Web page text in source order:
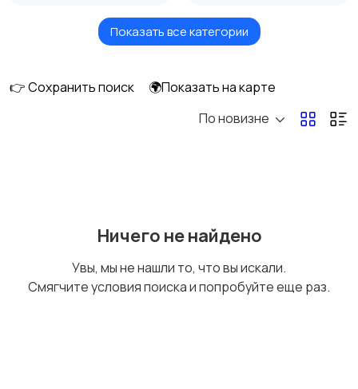
Головные уборы Домашняя одежда
Показать все категории
👉 Сохранить поиск
🌍Показать на карте
По новизне
Ничего не найдено
Увы, мы не нашли то, что вы искали.
Смягчите условия поиска и попробуйте еще раз.